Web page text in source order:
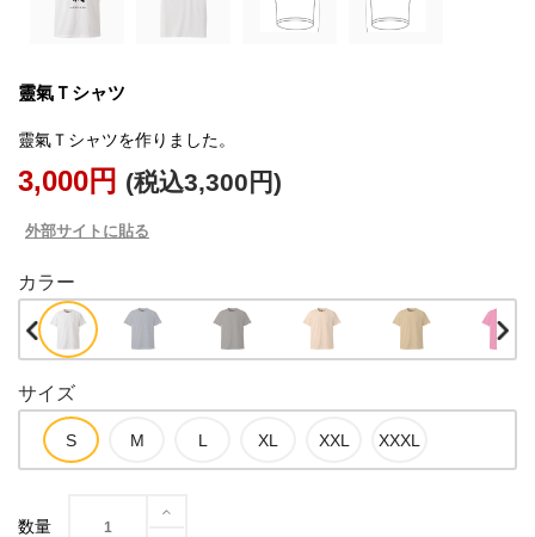
靈氣Ｔシャツ
靈氣Ｔシャツを作りました。
3,000円 (税込3,300円)
外部サイトに貼る
カラー
サイズ
数量